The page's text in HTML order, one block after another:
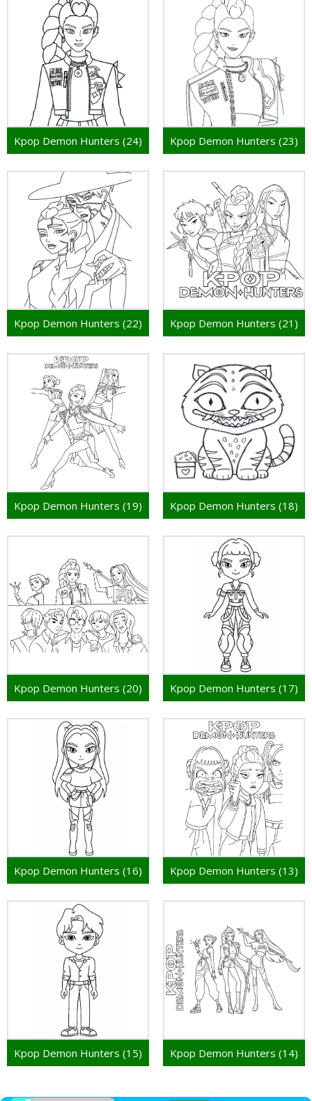
Kpop Demon Hunters (24) Kpop Demon Hunters (23)
Kpop Demon Hunters (22) Kpop Demon Hunters (21)
Kpop Demon Hunters (19) Kpop Demon Hunters (18)
Kpop Demon Hunters (20) Kpop Demon Hunters (17)
Kpop Demon Hunters (16) Kpop Demon Hunters (13)
Kpop Demon Hunters (15) Kpop Demon Hunters (14)